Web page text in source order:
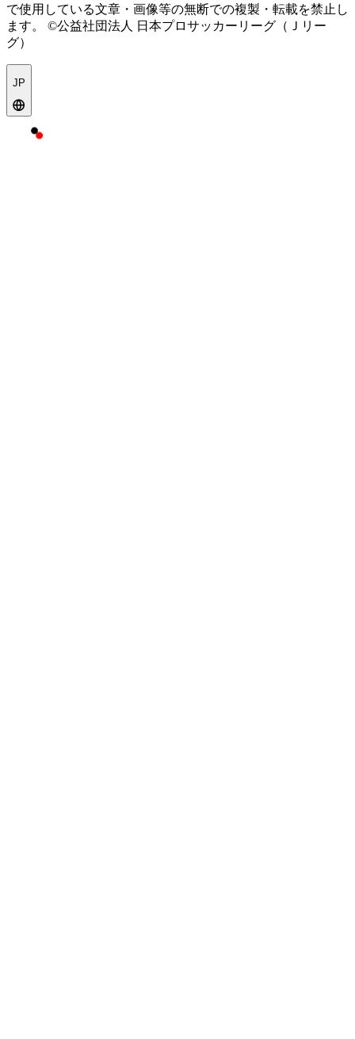
で使用している文章・画像等の無断での複製・転載を禁止し
ます。
©公益社団法人 日本プロサッカーリーグ（Ｊリー
グ）
JP